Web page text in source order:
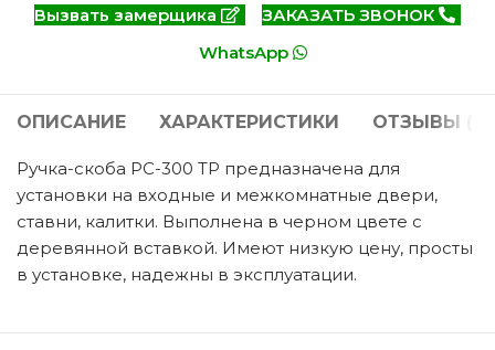
Вызвать замерщика
ЗАКАЗАТЬ ЗВОНОК
WhatsApp
ОПИСАНИЕ ХАРАКТЕРИСТИКИ ОТЗЫВЫ (0)
Ручка-скоба РС-300 ТР предназначена для
установки на входные и межкомнатные двери,
ставни, калитки. Выполнена в черном цвете с
деревянной вставкой. Имеют низкую цену, просты
в установке, надежны в эксплуатации.